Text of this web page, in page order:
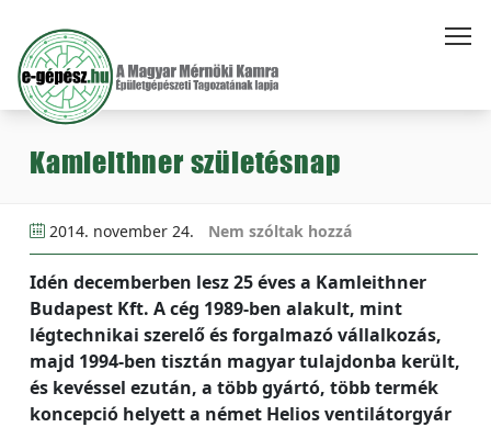
Kamleithner születésnap
2014. november 24. Nem szóltak hozzá
Idén decemberben lesz 25 éves a Kamleithner
Budapest Kft. A cég 1989-ben alakult, mint
légtechnikai szerelő és forgalmazó vállalkozás,
majd 1994-ben tisztán magyar tulajdonba került,
és kevéssel ezután, a több gyártó, több termék
koncepció helyett a német Helios ventilátorgyár